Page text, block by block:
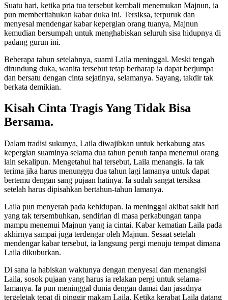
Suatu hari, ketika pria tua tersebut kembali menemukan Majnun, ia
pun memberitahukan kabar duka ini. Tersiksa, terpuruk dan
menyesal mendengar kabar kepergian orang tuanya, Majnun
kemudian bersumpah untuk menghabiskan seluruh sisa hidupnya di
padang gurun ini.
Beberapa tahun setelahnya, suami Laila meninggal. Meski tengah
dirundung duka, wanita tersebut tetap berharap ia dapat berjumpa
dan bersatu dengan cinta sejatinya, selamanya. Sayang, takdir tak
berkata demikian.
Kisah Cinta Tragis Yang Tidak Bisa
Bersama.
Dalam tradisi sukunya, Laila diwajibkan untuk berkabung atas
kepergian suaminya selama dua tahun penuh tanpa menemui orang
lain sekalipun. Mengetahui hal tersebut, Laila menangis. Ia tak
terima jika harus menunggu dua tahun lagi lamanya untuk dapat
bertemu dengan sang pujaan hatinya. Ia sudah sangat tersiksa
setelah harus dipisahkan bertahun-tahun lamanya.
Laila pun menyerah pada kehidupan. Ia meninggal akibat sakit hati
yang tak tersembuhkan, sendirian di masa perkabungan tanpa
mampu menemui Majnun yang ia cintai. Kabar kematian Laila pada
akhirnya sampai juga terdengar oleh Majnun. Sesaat setelah
mendengar kabar tersebut, ia langsung pergi menuju tempat dimana
Laila dikuburkan.
Di sana ia habiskan waktunya dengan menyesal dan menangisi
Laila, sosok pujaan yang harus ia relakan pergi untuk selama-
lamanya. Ia pun meninggal dunia dengan damai dan jasadnya
tergeletak tepat di pinggir makam Laila. Ketika kerabat Laila datang